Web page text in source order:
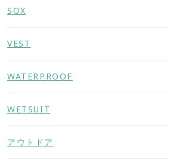
SOX
VEST
WATERPROOF
WETSUIT
アウトドア